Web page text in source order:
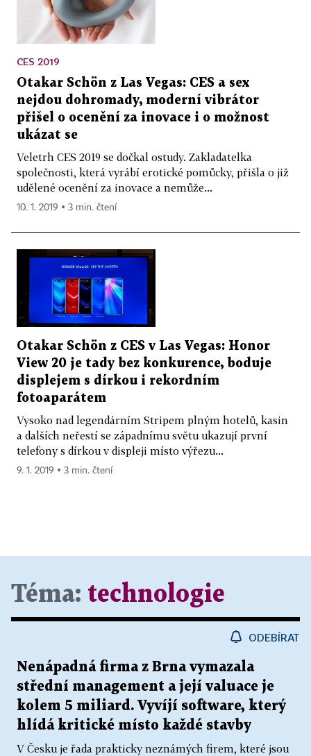
CES 2019
Otakar Schön z Las Vegas: CES a sex
nejdou dohromady, moderní vibrátor
přišel o ocenění za inovace i o možnost
ukázat se
Veletrh CES 2019 se dočkal ostudy. Zakladatelka
společnosti, která vyrábí erotické pomůcky, přišla o již
udělené ocenění za inovace a nemůže...
10. 1. 2019 ▪ 3 min. čtení
Otakar Schön z CES v Las Vegas: Honor
View 20 je tady bez konkurence, boduje
displejem s dírkou i rekordním
fotoaparátem
Vysoko nad legendárním Stripem plným hotelů, kasin
a dalších neřestí se západnímu světu ukazují první
telefony s dírkou v displeji místo výřezu...
9. 1. 2019 ▪ 3 min. čtení
Téma: technologie
ODEBÍRAT
Nenápadná firma z Brna vymazala
střední management a její valuace je
kolem 5 miliard. Vyvíjí software, který
hlídá kritické místo každé stavby
V Česku je řada prakticky neznámých firem, které jsou